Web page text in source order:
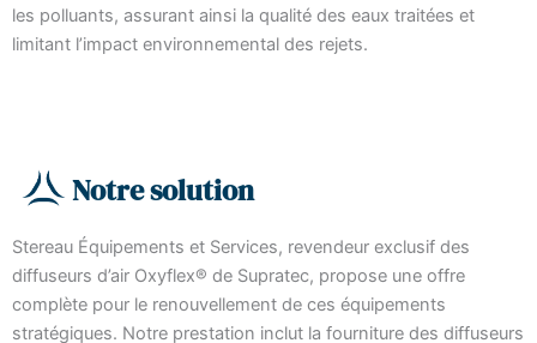
les polluants, assurant ainsi la qualité des eaux traitées et
limitant l’impact environnemental des rejets.
Notre solution
Stereau Équipements et Services, revendeur exclusif des
diffuseurs d’air Oxyflex® de Supratec, propose une offre
complète pour le renouvellement de ces équipements
stratégiques. Notre prestation inclut la fourniture des diffuseurs